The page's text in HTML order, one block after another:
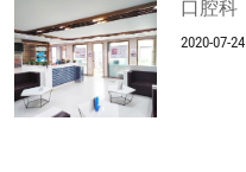
口腔科
2020-07-24